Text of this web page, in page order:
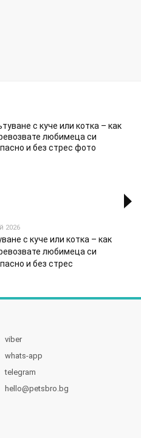
2026
с куче или котка – как
любимеца си
и без стрес
viber
whats-app
telegram
hello@petsbro.bg